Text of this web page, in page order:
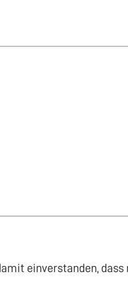
einverstanden,